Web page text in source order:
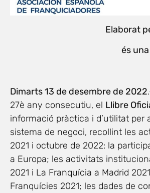
Elaborat
és
Dimarts 13 de desembre de 2022
27è any consecutiu, el Llibre
informació pràctica i d’utilitat per
sistema de negoci, recollint les
2021 i octubre de 2022: la
a Europa; les activitats
2021 i La Franquícia a Madrid
Franquícies 2021; les dades de